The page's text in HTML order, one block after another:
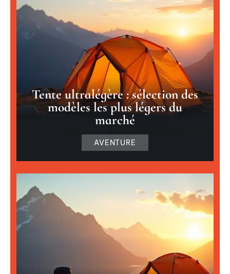
Tente ultralégère : sélection des
modèles les plus légers du
marché
AVENTURE